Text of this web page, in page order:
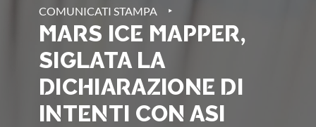
COMUNICATI STAMPA ‣
MARS ICE MAPPER,
SIGLATA LA
DICHIARAZIONE DI
INTENTI CON ASI